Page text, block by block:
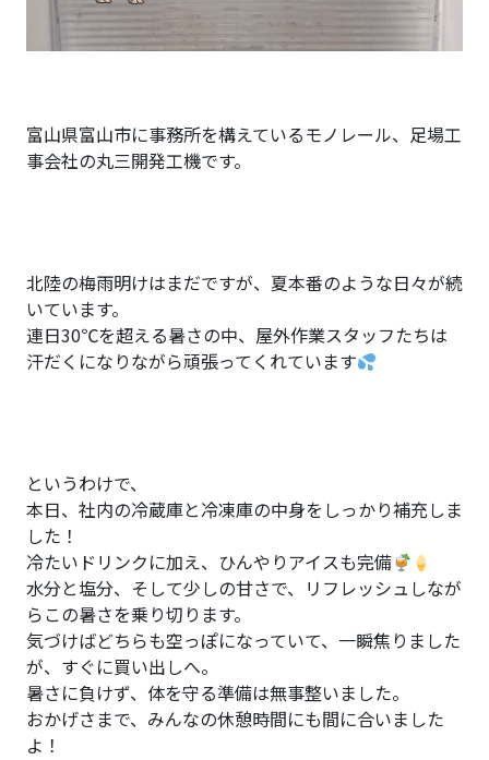
富山県富山市に事務所を構えているモノレール、足場工
事会社の丸三開発工機です。
北陸の梅雨明けはまだですが、夏本番のような日々が続
いています。
連日30℃を超える暑さの中、屋外作業スタッフたちは
汗だくになりながら頑張ってくれています
というわけで、
本日、社内の冷蔵庫と冷凍庫の中身をしっかり補充しま
した！
冷たいドリンクに加え、ひんやりアイスも完備
水分と塩分、そして少しの甘さで、リフレッシュしなが
らこの暑さを乗り切ります。
気づけばどちらも空っぽになっていて、一瞬焦りました
が、すぐに買い出しへ。
暑さに負けず、体を守る準備は無事整いました。
おかげさまで、みんなの休憩時間にも間に合いました
よ！